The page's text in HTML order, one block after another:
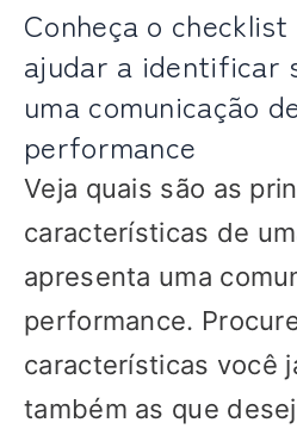
Conheça o
ajudar a identificar
uma comunicação
performance
Veja quais são as
características de
apresenta uma
performance.
características você
também as que